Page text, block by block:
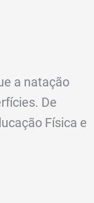
a natação
De
Física e